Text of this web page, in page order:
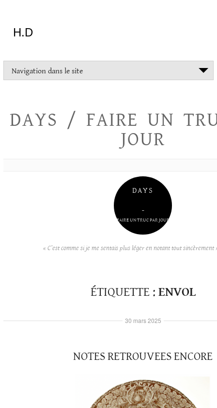
H.D
tout
essayer
Navigation dans le site
DAYS / FAIRE UN
JOUR
DAYS
–
FAIRE UN TRUC PAR JOUR
« C’est comme si je me sentais plus léger en notant tout sincèrement
ÉTIQUETTE : ENVOL
NOTES RETROUVEES ENCORE
30 mars 2025